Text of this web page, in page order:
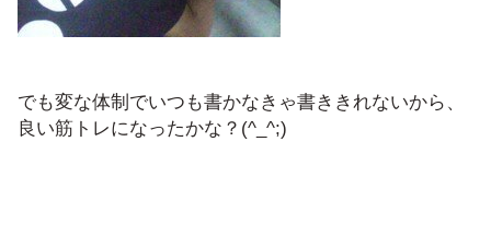
でも変な体制でいつも書かなきゃ書ききれないから、
良い筋トレになったかな？(^_^;)